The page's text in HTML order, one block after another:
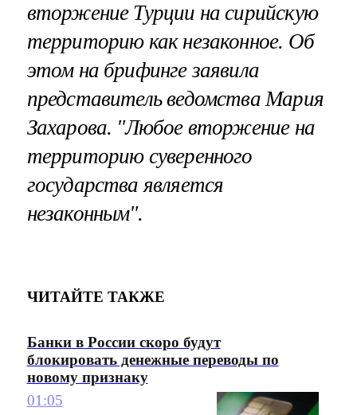
вторжение Турции на сирийскую
территорию как незаконное. Об
этом на брифинге заявила
представитель ведомства Мария
Захарова. "Любое вторжение на
территорию суверенного
государства является
незаконным".
ЧИТАЙТЕ ТАКЖЕ
Банки в России скоро будут
блокировать денежные переводы по
новому признаку
01:05